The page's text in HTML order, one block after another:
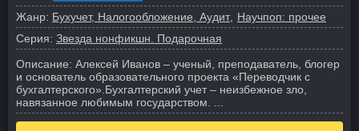
Жанр: Бухучет, Налогообложение, Аудит
Научпоп: прочее
Серия: Звезда нонфикшн. Подарочная
Описание: Алексей Иванов – ученый, преподаватель, блогер
и основатель образовательного проекта «Переводчик с
бухгалтерского». Бухгалтерский учет – неизбежное зло,
навязанное любимым государством. ...